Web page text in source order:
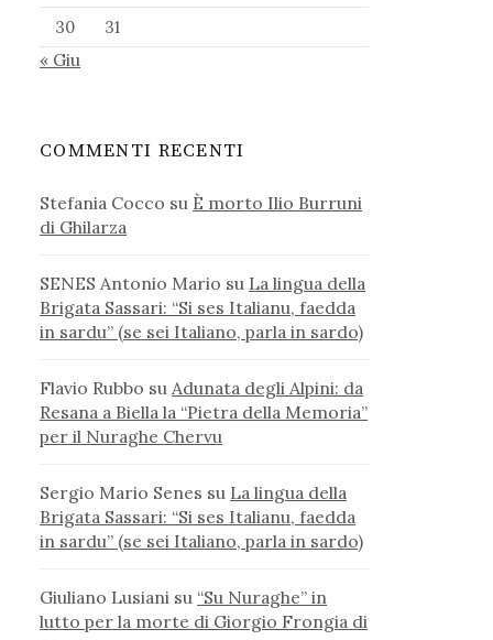
30
31
« Giu
COMMENTI RECENTI
Stefania Cocco su È morto Ilio Burruni
di Ghilarza
SENES Antonio Mario su La lingua della
Brigata Sassari: “Si ses Italianu, faedda
in sardu” (se sei Italiano, parla in sardo)
Flavio Rubbo su Adunata degli Alpini: da
Resana a Biella la “Pietra della Memoria”
per il Nuraghe Chervu
Sergio Mario Senes su La lingua della
Brigata Sassari: “Si ses Italianu, faedda
in sardu” (se sei Italiano, parla in sardo)
Giuliano Lusiani su “Su Nuraghe” in
lutto per la morte di Giorgio Frongia di